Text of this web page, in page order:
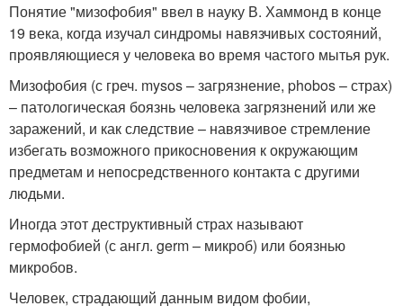
Понятие "мизофобия" ввел в науку В. Хаммонд в конце
19 века, когда изучал синдромы навязчивых состояний,
проявляющиеся у человека во время частого мытья рук.
Мизофобия (с греч. mysos – загрязнение, phobos – страх)
– патологическая боязнь человека загрязнений или же
заражений, и как следствие – навязчивое стремление
избегать возможного прикосновения к окружающим
предметам и непосредственного контакта с другими
людьми.
Иногда этот деструктивный страх называют
гермофобией (с англ. germ – микроб) или боязнью
микробов.
Человек, страдающий данным видом фобии,